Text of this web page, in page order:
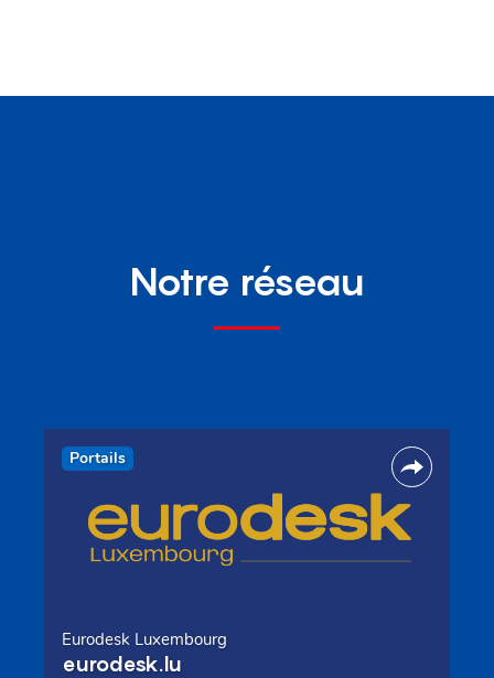
Notre réseau
Portails
Eurodesk Luxembourg
eurodesk.lu